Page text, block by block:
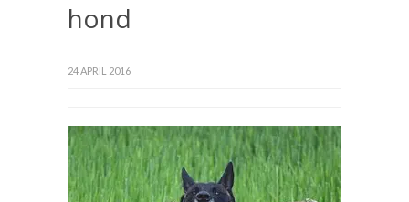
hond
24 APRIL 2016